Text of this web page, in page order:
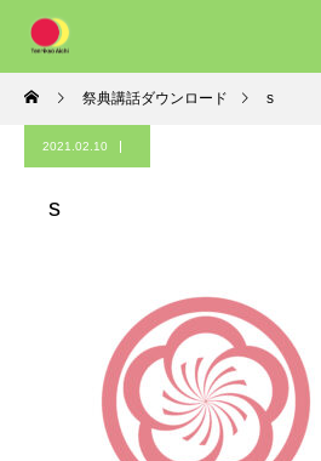
祭典講話ダウンロード s
2021.02.10
s